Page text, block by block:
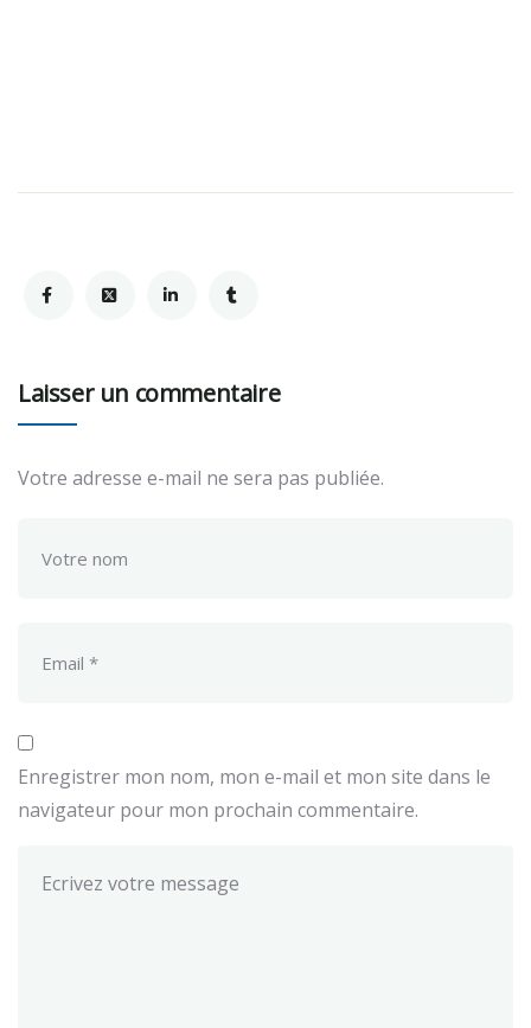
Laisser un commentaire
Votre adresse e-mail ne sera pas publiée.
Enregistrer mon nom, mon e-mail et mon site dans le
navigateur pour mon prochain commentaire.